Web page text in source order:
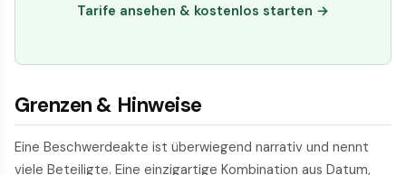
Tarife ansehen & kostenlos starten →
Grenzen & Hinweise
Eine Beschwerdeakte ist überwiegend narrativ und nennt
viele Beteiligte. Eine einzigartige Kombination aus Datum,